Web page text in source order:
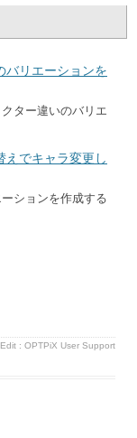
バリエーションを
ター違いのバリエ
えでキャラ変更し
ションを作成する
Edit : OPTPiX User Support